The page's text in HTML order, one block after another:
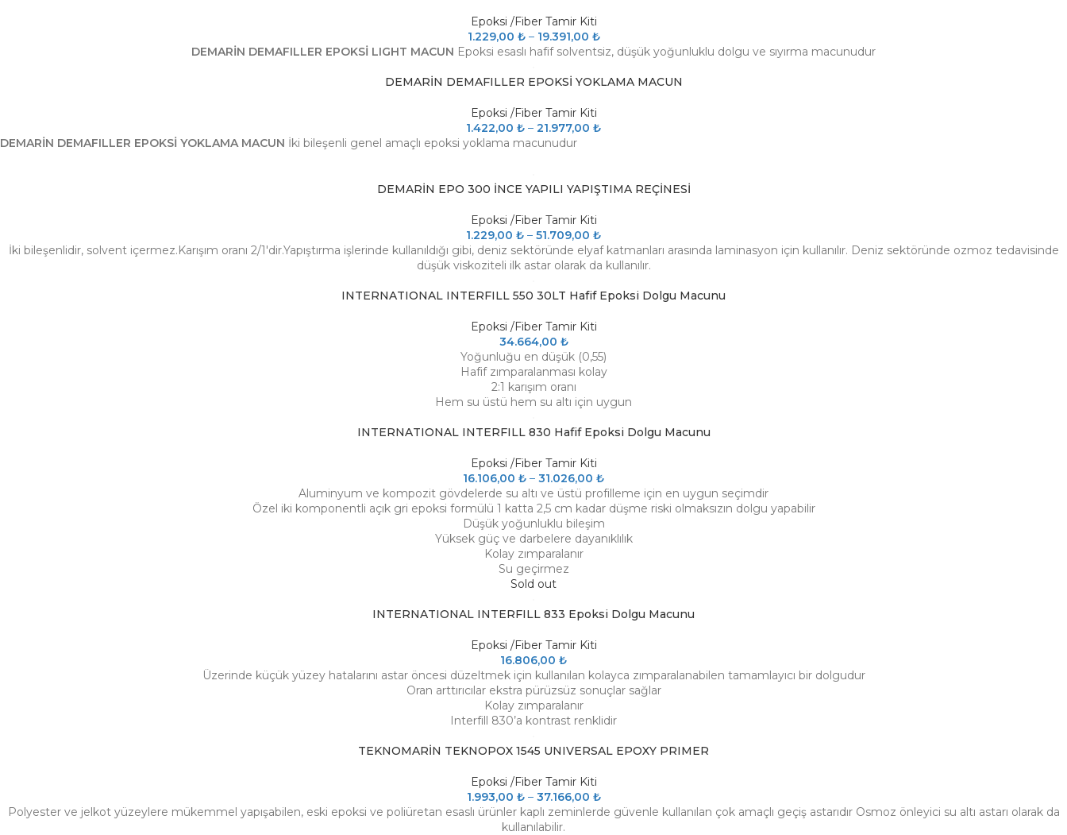
Epoksi /Fiber Tamir Kiti
1.229,00 ₺ – 19.391,00 ₺
DEMARİN DEMAFILLER EPOKSİ LIGHT MACUN Epoksi esaslı hafif solventsiz, düşük yoğunluklu dolgu ve sıyırma macunudur
DEMARİN DEMAFILLER EPOKSİ YOKLAMA MACUN
Epoksi /Fiber Tamir Kiti
1.422,00 ₺ – 21.977,00 ₺
DEMARİN DEMAFILLER EPOKSİ YOKLAMA MACUN İki bileşenli genel amaçlı epoksi yoklama macunudur
DEMARİN EPO 300 İNCE YAPILI YAPIŞTIMA REÇİNESİ
Epoksi /Fiber Tamir Kiti
1.229,00 ₺ – 51.709,00 ₺
İki bileşenlidir, solvent içermez.Karışım oranı 2/1'dir.Yapıştırma işlerinde kullanıldığı gibi, deniz sektöründe elyaf katmanları arasında laminasyon için kullanılır. Deniz sektöründe ozmoz tedavisinde
düşük viskoziteli ilk astar olarak da kullanılır.
INTERNATIONAL INTERFILL 550 30LT Hafif Epoksi Dolgu Macunu
Epoksi /Fiber Tamir Kiti
34.664,00 ₺
Yoğunluğu en düşük (0,55)
Hafif zımparalanması kolay
2:1 karışım oranı
Hem su üstü hem su altı için uygun
INTERNATIONAL INTERFILL 830 Hafif Epoksi Dolgu Macunu
Epoksi /Fiber Tamir Kiti
16.106,00 ₺ – 31.026,00 ₺
Aluminyum ve kompozit gövdelerde su altı ve üstü profilleme için en uygun seçimdir
Özel iki komponentli açık gri epoksi formülü 1 katta 2,5 cm kadar düşme riski olmaksızın dolgu yapabilir
Düşük yoğunluklu bileşim
Yüksek güç ve darbelere dayanıklılık
Kolay zımparalanır
Su geçirmez
Sold out
INTERNATIONAL INTERFILL 833 Epoksi Dolgu Macunu
Epoksi /Fiber Tamir Kiti
16.806,00 ₺
Üzerinde küçük yüzey hatalarını astar öncesi düzeltmek için kullanılan kolayca zımparalanabilen tamamlayıcı bir dolgudur
Oran arttırıcılar ekstra pürüzsüz sonuçlar sağlar
Kolay zımparalanır
Interfill 830’a kontrast renklidir
TEKNOMARİN TEKNOPOX 1545 UNIVERSAL EPOXY PRIMER
Epoksi /Fiber Tamir Kiti
1.993,00 ₺ – 37.166,00 ₺
Polyester ve jelkot yüzeylere mükemmel yapışabilen, eski epoksi ve poliüretan esaslı ürünler kaplı zeminlerde güvenle kullanılan çok amaçlı geçiş astarıdır Osmoz önleyici su altı astarı olarak da
kullanılabilir.